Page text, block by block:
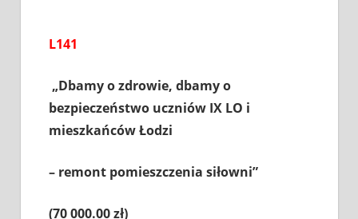
L141
„Dbamy o zdrowie, dbamy o
bezpieczeństwo uczniów IX LO i
mieszkańców Łodzi
– remont pomieszczenia siłowni”
(70 000.00 zł)